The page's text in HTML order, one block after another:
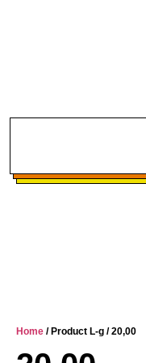
Home / Product L-g / 20,00